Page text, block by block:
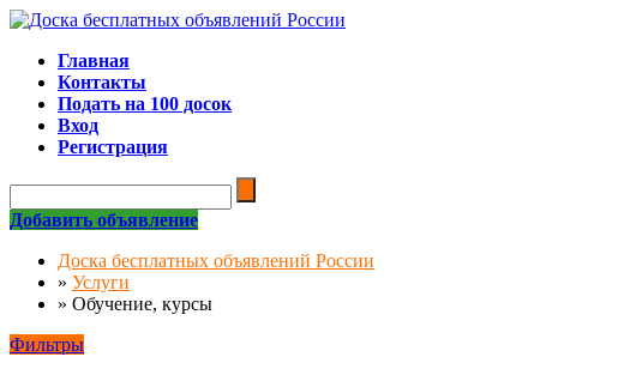
Главная
Контакты
Подать на 100 досок
Вход
Регистрация
Добавить объявление
Доска бесплатных объявлений России
» Услуги
» Обучение, курсы
Фильтры